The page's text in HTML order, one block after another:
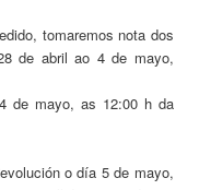
tomaremos nota dos
de abril ao 4 de mayo,
de mayo, as 12:00 h da
o día 5 de mayo,